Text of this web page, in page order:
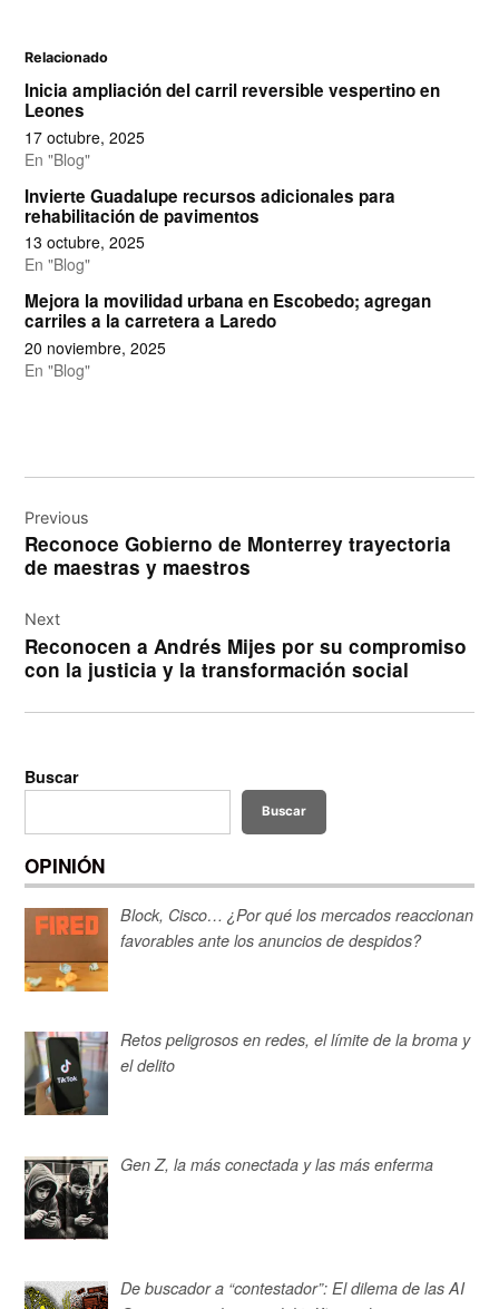
Relacionado
Inicia ampliación del carril reversible vespertino en
Leones
17 octubre, 2025
En "Blog"
Invierte Guadalupe recursos adicionales para
rehabilitación de pavimentos
13 octubre, 2025
En "Blog"
Mejora la movilidad urbana en Escobedo; agregan
carriles a la carretera a Laredo
20 noviembre, 2025
En "Blog"
de
entradas
Previous
Reconoce Gobierno de Monterrey trayectoria
de maestras y maestros
Next
Reconocen a Andrés Mijes por su compromiso
con la justicia y la transformación social
Buscar
Buscar
OPINIÓN
Block, Cisco… ¿Por qué los mercados reaccionan
favorables ante los anuncios de despidos?
Retos peligrosos en redes, el límite de la broma y
el delito
Gen Z, la más conectada y las más enferma
De buscador a “contestador”: El dilema de las AI